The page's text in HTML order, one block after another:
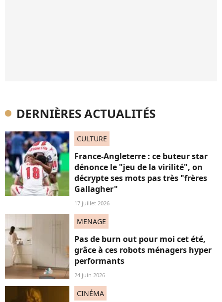
DERNIÈRES ACTUALITÉS
CULTURE
France-Angleterre : ce buteur star
dénonce le "jeu de la virilité", on
décrypte ses mots pas très "frères
Gallagher"
17 juillet 2026
MENAGE
Pas de burn out pour moi cet été,
grâce à ces robots ménagers hyper
performants
24 juin 2026
CINÉMA